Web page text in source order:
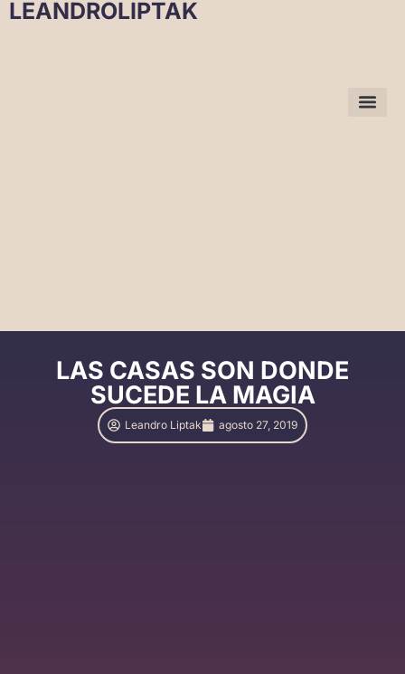
LEANDROLIPTAK
LAS CASAS SON DONDE
SUCEDE LA MAGIA
Leandro Liptak agosto 27, 2019